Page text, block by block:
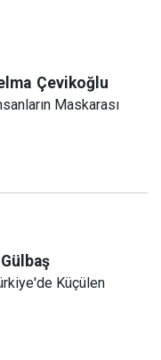
Çevikoğlu
Maskarası
Gülbaş
Küçülen